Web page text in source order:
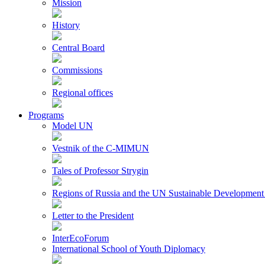
Mission
History
Central Board
Commissions
Regional offices
Programs
Model UN
Vestnik of the C-MIMUN
Tales of Professor Strygin
Regions of Russia and the UN Sustainable
Letter to the President
InterEcoForum
International School of Youth Diplomacy